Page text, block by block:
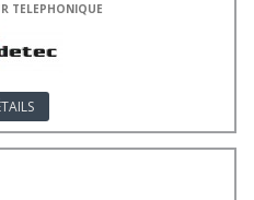
TELEPHONIQUE